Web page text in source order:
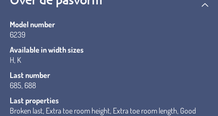
Model number
6239
Available in width sizes
H, K
Last number
685, 688
Last properties
Broken last, Extra toe room height, Extra toe room length, Good